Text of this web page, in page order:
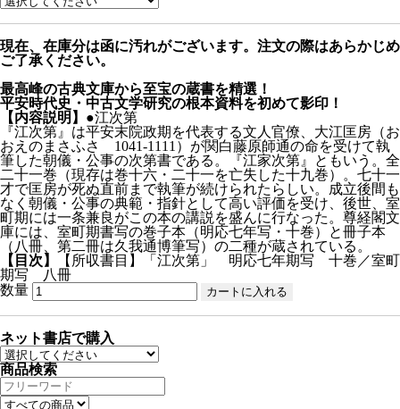
現在、在庫分は函に汚れがございます。注文の際はあらかじめ
ご了承ください。
最高峰の古典文庫から至宝の蔵書を精選！
平安時代史・中古文学研究の根本資料を初めて影印！
【内容説明】 ●江次第
『江次第』は平安末院政期を代表する文人官僚、大江匡房（お
おえのまさふさ 1041-1111）が関白藤原師通の命を受けて執
筆した朝儀・公事の次第書である。『江家次第』ともいう。全
二十一巻（現存は巻十六・二十一を亡失した十九巻）。七十一
才で匡房が死ぬ直前まで執筆が続けられたらしい。成立後間も
なく朝儀・公事の典範・指針として高い評価を受け、後世、室
町期には一条兼良がこの本の講説を盛んに行なった。尊経閣文
庫には、室町期書写の巻子本（明応七年写・十巻）と冊子本
（八冊、第二冊は久我通博筆写）の二種が蔵されている。
【目次】
【所収書目】「江次第」 明応七年期写 十巻／室町
期写 八冊
数量
ネット書店で購入
商品検索